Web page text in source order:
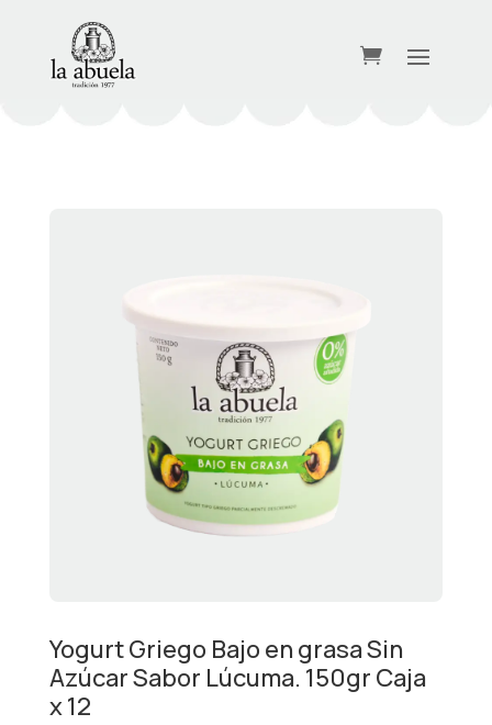
Yogurt Griego Bajo en grasa Sin
Azúcar Sabor Lúcuma. 150gr Caja
x 12